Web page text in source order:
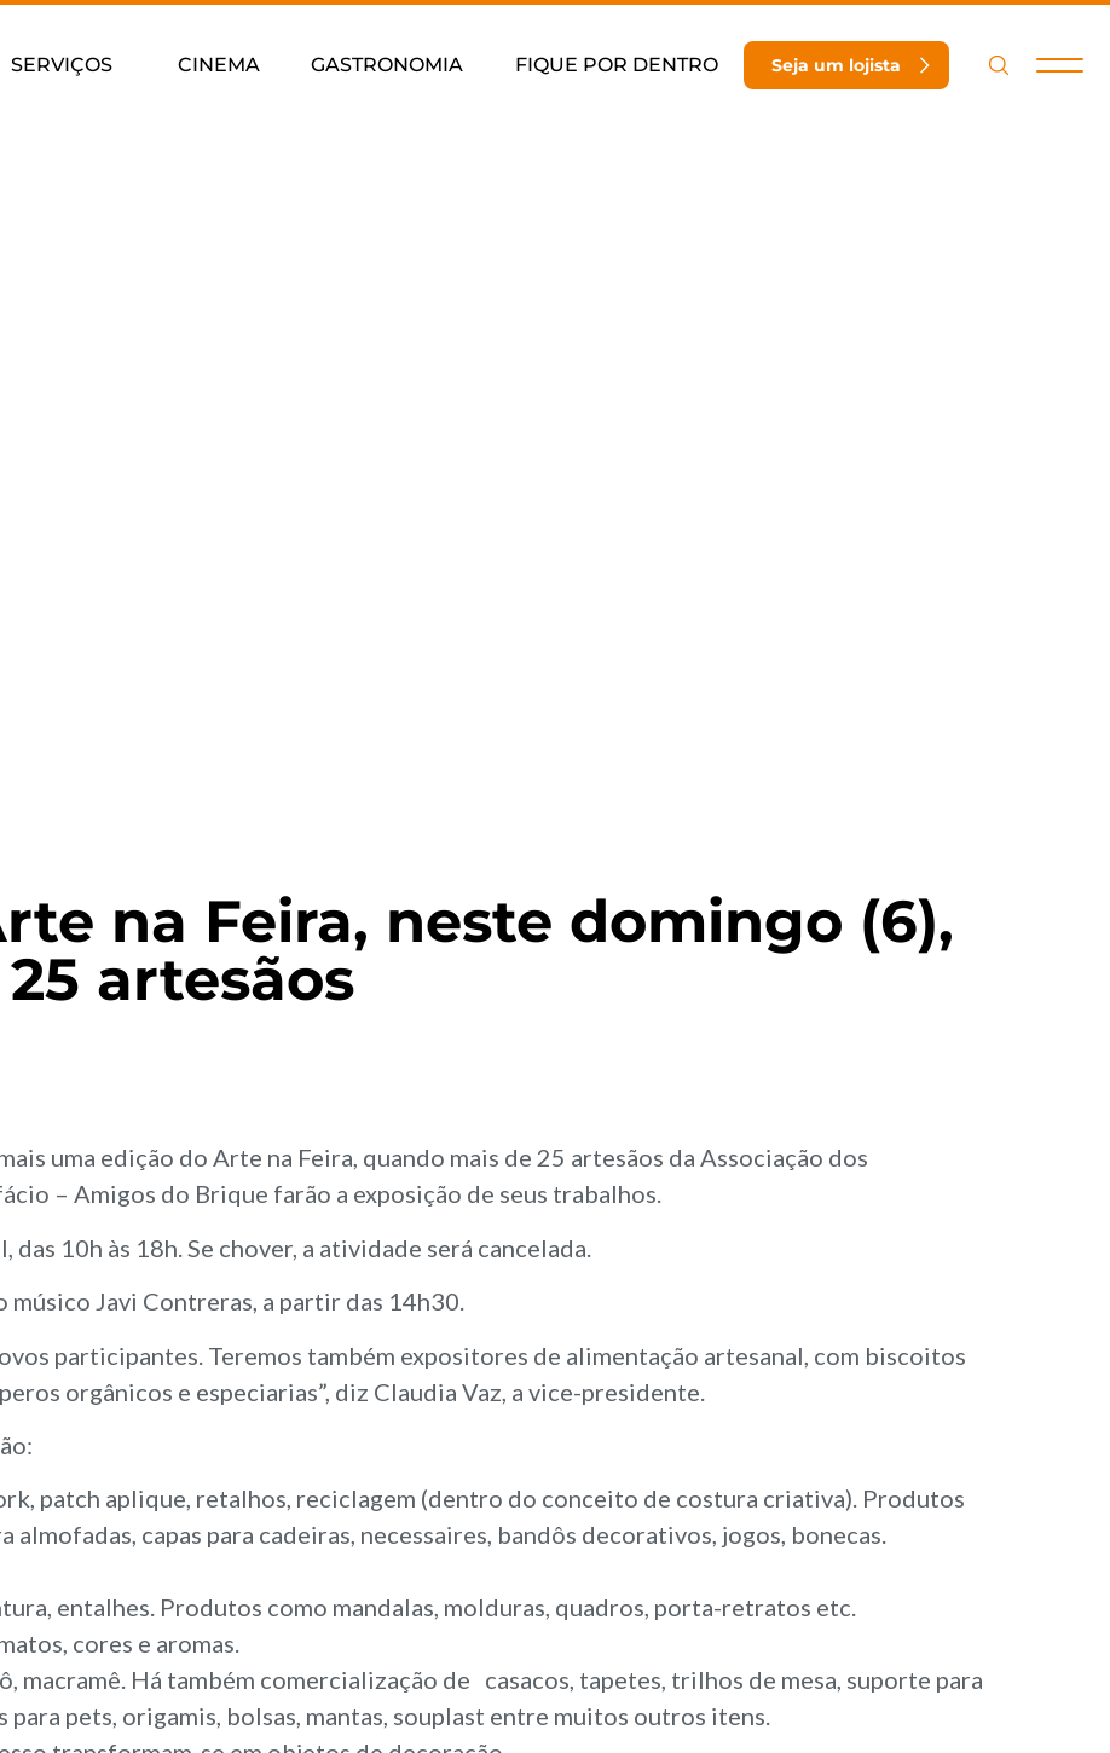
SERVIÇOS CINEMA GASTRONOMIA FIQUE POR DENTRO Seja um lojista
na Feira, neste domingo (6),
artesãos
uma edição do Arte na Feira, quando mais de 25 artesãos da Associação dos
– Amigos do Brique farão a exposição de seus trabalhos.
10h às 18h. Se chover, a atividade será cancelada.
músico Javi Contreras, a partir das 14h30.
participantes. Teremos também expositores de alimentação artesanal, com biscoitos
orgânicos e especiarias”, diz Claudia Vaz, a vice-presidente.
patch aplique, retalhos, reciclagem (dentro do conceito de costura criativa). Produtos
almofadas, capas para cadeiras, necessaires, bandôs decorativos, jogos, bonecas.
entalhes. Produtos como mandalas, molduras, quadros, porta-retratos etc.
cores e aromas.
macramê. Há também comercialização de casacos, tapetes, trilhos de mesa, suporte para
para pets, origamis, bolsas, mantas, souplast entre muitos outros itens.